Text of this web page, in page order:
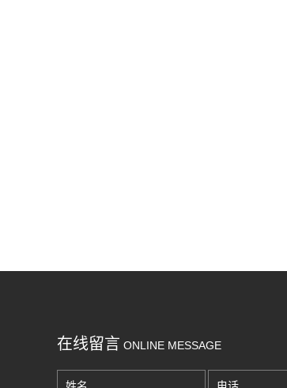
在线留言 ONLINE MESSAGE